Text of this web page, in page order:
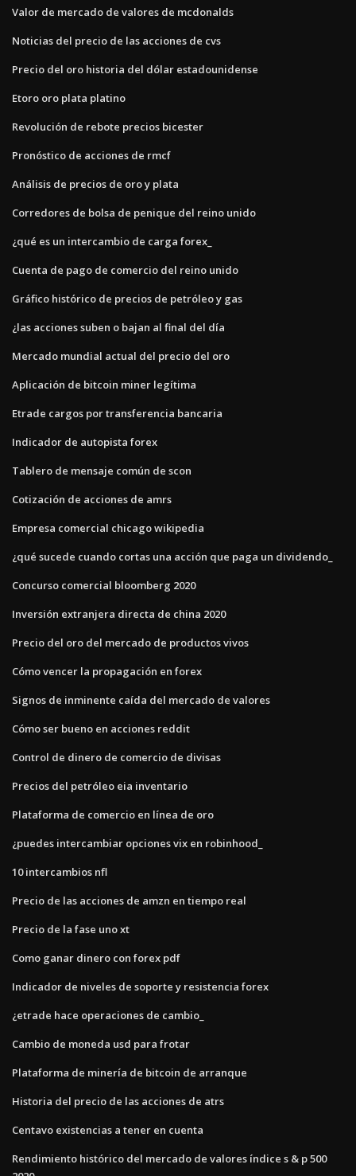
Valor de mercado de valores de mcdonalds
Noticias del precio de las acciones de cvs
Precio del oro historia del dólar estadounidense
Etoro oro plata platino
Revolución de rebote precios bicester
Pronóstico de acciones de rmcf
Análisis de precios de oro y plata
Corredores de bolsa de penique del reino unido
¿qué es un intercambio de carga forex_
Cuenta de pago de comercio del reino unido
Gráfico histórico de precios de petróleo y gas
¿las acciones suben o bajan al final del día
Mercado mundial actual del precio del oro
Aplicación de bitcoin miner legítima
Etrade cargos por transferencia bancaria
Indicador de autopista forex
Tablero de mensaje común de scon
Cotización de acciones de amrs
Empresa comercial chicago wikipedia
¿qué sucede cuando cortas una acción que paga un dividendo_
Concurso comercial bloomberg 2020
Inversión extranjera directa de china 2020
Precio del oro del mercado de productos vivos
Cómo vencer la propagación en forex
Signos de inminente caída del mercado de valores
Cómo ser bueno en acciones reddit
Control de dinero de comercio de divisas
Precios del petróleo eia inventario
Plataforma de comercio en línea de oro
¿puedes intercambiar opciones vix en robinhood_
10 intercambios nfl
Precio de las acciones de amzn en tiempo real
Precio de la fase uno xt
Como ganar dinero con forex pdf
Indicador de niveles de soporte y resistencia forex
¿etrade hace operaciones de cambio_
Cambio de moneda usd para frotar
Plataforma de minería de bitcoin de arranque
Historia del precio de las acciones de atrs
Centavo existencias a tener en cuenta
Rendimiento histórico del mercado de valores índice s & p 500